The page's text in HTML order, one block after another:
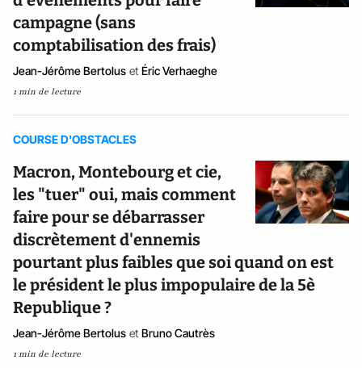
campagne (sans
comptabilisation des frais)
Jean-Jérôme Bertolus et Éric Verhaeghe
1 min de lecture
COURSE D'OBSTACLES
Macron, Montebourg et cie,
les "tuer" oui, mais comment
faire pour se débarrasser
discrètement d'ennemis
pourtant plus faibles que soi quand on est
le président le plus impopulaire de la 5è
Republique ?
Jean-Jérôme Bertolus et Bruno Cautrès
1 min de lecture